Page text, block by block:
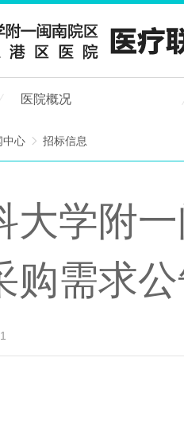
医院概况
中心  招标信息
大学附
购需求